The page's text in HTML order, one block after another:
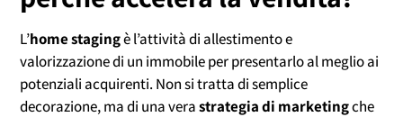
L’home stagingè l’attività di allestimento e
valorizzazione di un immobile per presentarlo al meglio ai
potenziali acquirenti. Non si tratta di semplice
decorazione, ma di una verastrategia di marketingche